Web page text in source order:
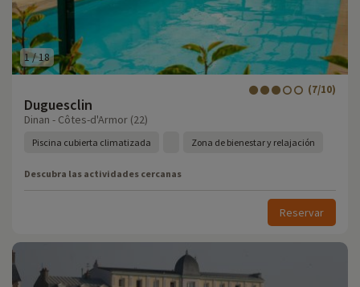
1/18
Duguesclin
(7/10)
Dinan - Côtes-d'Armor (22)
Piscina cubierta climatizada Zona de bienestar y relajación
Descubra las actividades cercanas
Reservar